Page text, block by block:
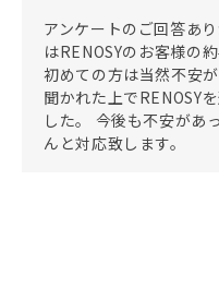
アンケートのご回答あ
はRENOSYのお客様の
初めての方は当然不安
聞かれた上でRENOSY
した。 今後も不安があ
んと対応致します。